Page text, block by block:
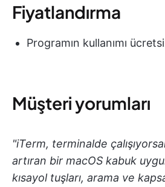
Fiyatlandırma
Programın kullanımı
Müşteri yorumları
"iTerm, terminalde
artıran bir macOS kabuk
kısayol tuşları, arama ve